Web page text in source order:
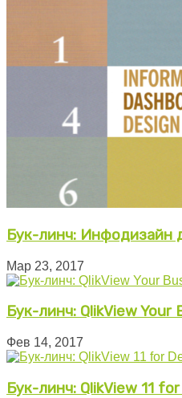
Бук-линч: Инфодизайн
Мар 23, 2017
Бук-линч: QlikView Your
Фев 14, 2017
Бук-линч: QlikView 11